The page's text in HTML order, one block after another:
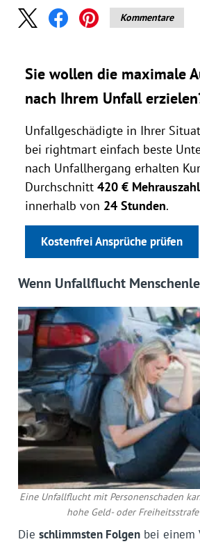
Kommentare
Sie wollen die maximale
nach Ihrem Unfall
Unfallgeschädigte in Ihrer
bei rightmart einfach beste
nach Unfallhergang erhalten
Durchschnitt 420 €
innerhalb von 24 Stunden.
Kostenfrei Ansprüche prüfen
Wenn Unfallflucht
Eine Unfallflucht mit Personenschaden
hohe Geld- oder
Die schlimmsten Folgenbei einem